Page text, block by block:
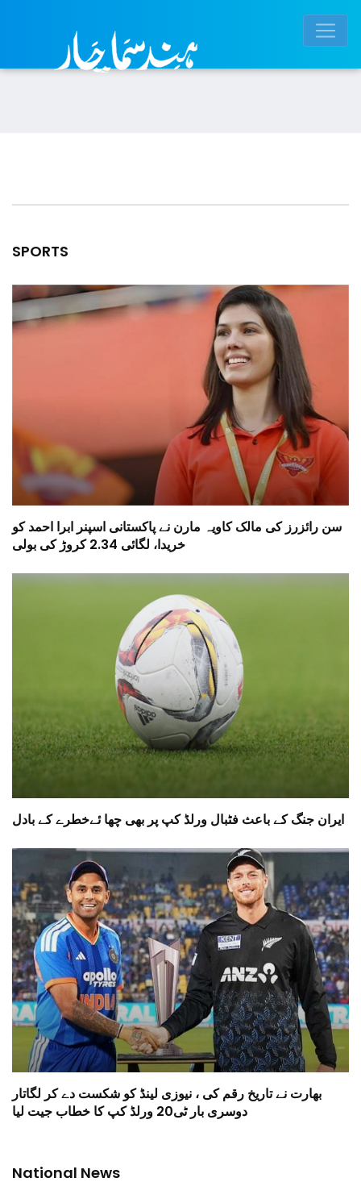
SPORTS
سن رائزرز کی مالک کاویہ مارن نے پاکستانی اسپنر ابرا احمد کو
خریدا، لگائی 2.34 کروڑ کی بولی
ایران جنگ کے باعث فٹبال ورلڈ کپ پر بھی چھا ئےخطرے کے بادل
بھارت نے تاریخ رقم کی ، نیوزی لینڈ کو شکست دے کر لگاتار
دوسری بار ٹی20 ورلڈ کپ کا خطاب جیت لیا
National News